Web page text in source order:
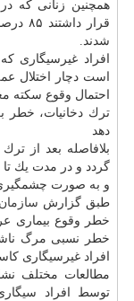
همچنین زنانی كه
قرار
شدند.
افراد
است دچار اختلال
احتمال وقوع سكته
ترك دخانیات، خطر
دهد
بلافاصله بعد از
گردد و در مدت یك
و به صورت
طبق گزارش سازمان
خطر نسبی مرگ ناشی
افراد غیرسیگاری
مطالعات مختلف
توسط افراد